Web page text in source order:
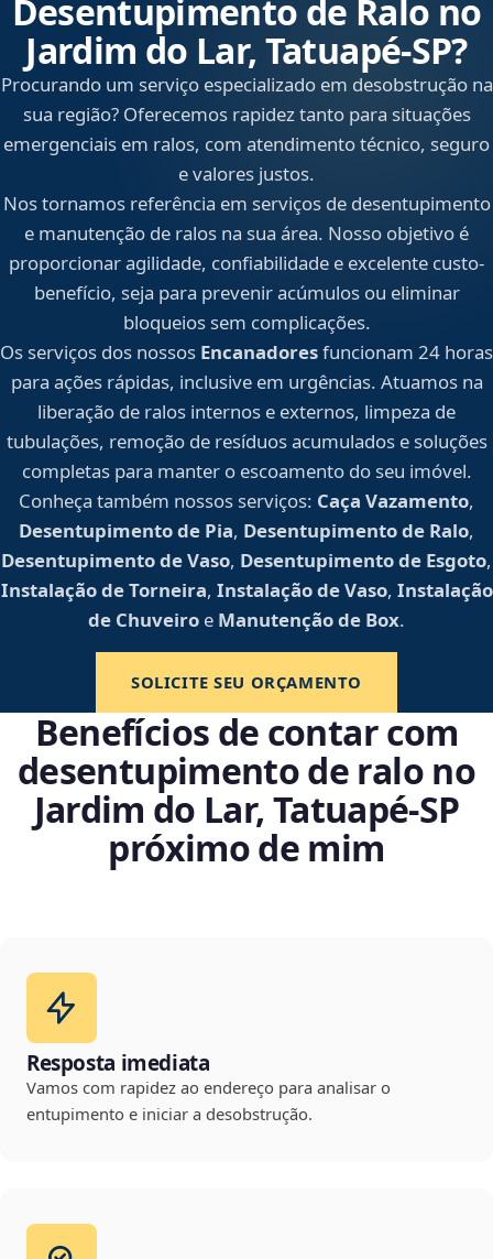
Desentupimento de Ralo no
Jardim do Lar, Tatuapé‑SP?
Procurando um serviço especializado em desobstrução na
sua região? Oferecemos rapidez tanto para situações
emergenciais em ralos, com atendimento técnico, seguro
e valores justos.
Nos tornamos referência em serviços de desentupimento
e manutenção de ralos na sua área. Nosso objetivo é
proporcionar agilidade, confiabilidade e excelente custo-
benefício, seja para prevenir acúmulos ou eliminar
bloqueios sem complicações.
Os serviços dos nossos Encanadoresfuncionam 24 horas
para ações rápidas, inclusive em urgências. Atuamos na
liberação de ralos internos e externos, limpeza de
tubulações, remoção de resíduos acumulados e soluções
completas para manter o escoamento do seu imóvel.
Conheça também nossos serviços: Caça Vazamento,
Desentupimento de Pia, Desentupimento de Ralo,
Desentupimento de Vaso, Desentupimento de Esgoto,
Instalação de Torneira, Instalação de Vaso, Instalação
de Chuveiro e Manutenção de Box.
SOLICITE SEU ORÇAMENTO
Benefícios de contar com
desentupimento de ralo no
Jardim do Lar, Tatuapé‑SP
próximo de mim
Resposta imediata
Vamos com rapidez ao endereço para analisar o
entupimento e iniciar a desobstrução.